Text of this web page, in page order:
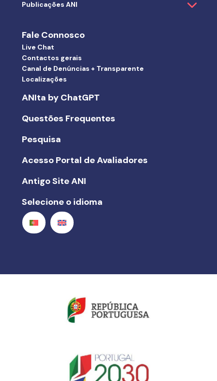
Publicações ANI
Fale Connosco
Live Chat
Contactos gerais
Canal de Denúncias + Transparente
Localizações
ANIta by ChatGPT
Questões Frequentes
Pesquisa
Acesso Portal de Avaliadores
Antigo Site ANI
Selecione o idioma